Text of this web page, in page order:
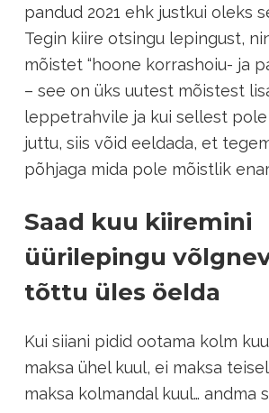
pandud 2021 ehk justkui oleks
Tegin kiire otsingu lepingust,
mõistet “hoone korrashoiu- ja
– see on üks uutest mõistest
leppetrahvile ja kui sellest
juttu, siis võid eeldada, et
põhjaga mida pole mõistlik
Saad kuu kiiremini
üürilepingu
tõttu üles öelda
Kui siiani pidid ootama kolm
maksa ühel kuul, ei maksa
maksa kolmandal kuul… andma